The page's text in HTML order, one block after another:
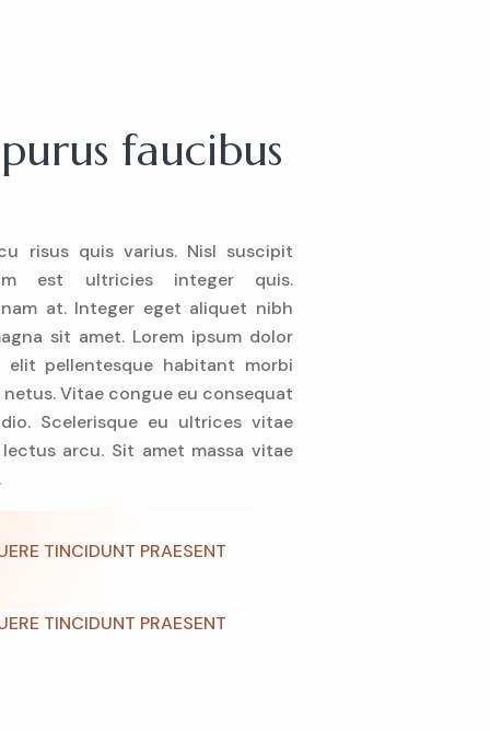
faucibus
risus quis varius. Nisl suscipit
est ultricies integer quis.
at. Integer eget aliquet nibh
sit amet. Lorem ipsum dolor
pellentesque habitant morbi
Vitae congue eu consequat
Scelerisque eu ultrices vitae
arcu. Sit amet massa vitae
TINCIDUNT PRAESENT
TINCIDUNT PRAESENT